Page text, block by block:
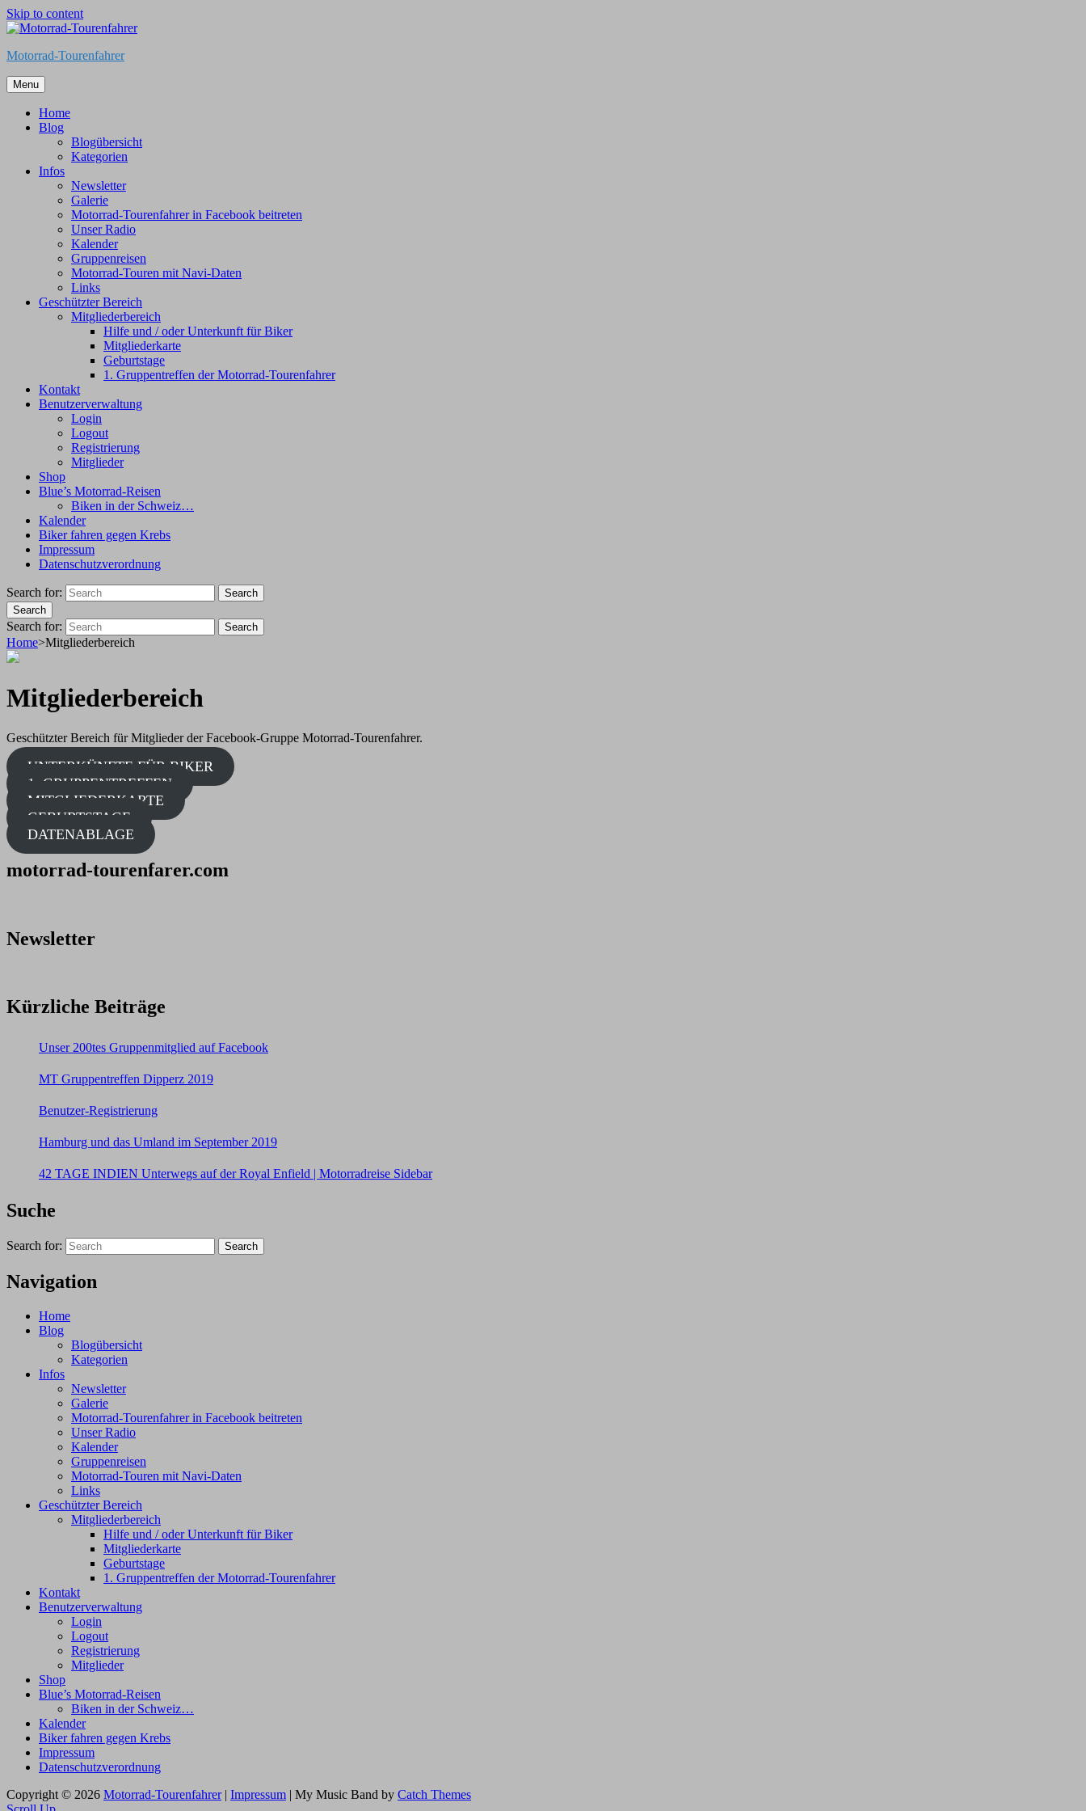
Skip to content
Motorrad-Tourenfahrer
Menu
Home
Blog
Blogübersicht
Kategorien
Infos
Newsletter
Galerie
Motorrad-Tourenfahrer in Facebook beitreten
Unser Radio
Kalender
Gruppenreisen
Motorrad-Touren mit Navi-Daten
Links
Geschützter Bereich
Mitgliederbereich
Hilfe und / oder Unterkunft für Biker
Mitgliederkarte
Geburtstage
1. Gruppentreffen der Motorrad-Tourenfahrer
Kontakt
Benutzerverwaltung
Login
Logout
Registrierung
Mitglieder
Shop
Blue’s Motorrad-Reisen
Biken in der Schweiz…
Kalender
Biker fahren gegen Krebs
Impressum
Datenschutzverordnung
Search for:
Search
Search
Search for: Search
Home>Mitgliederbereich
Mitgliederbereich
Geschützter Bereich für Mitglieder der Facebook-Gruppe Motorrad-Tourenfahrer.
UNTERKÜNFTE FÜR BIKER
1. GRUPPENTREFFEN
MITGLIEDERKARTE
GEBURTSTAGE
DATENABLAGE
motorrad-tourenfarer.com
Newsletter
Kürzliche Beiträge
Unser 200tes Gruppenmitglied auf Facebook
MT Gruppentreffen Dipperz 2019
Benutzer-Registrierung
Hamburg und das Umland im September 2019
42 TAGE INDIEN Unterwegs auf der Royal Enfield | Motorradreise Sidebar
Suche
Search for: Search
Navigation
Home
Blog
Blogübersicht
Kategorien
Infos
Newsletter
Galerie
Motorrad-Tourenfahrer in Facebook beitreten
Unser Radio
Kalender
Gruppenreisen
Motorrad-Touren mit Navi-Daten
Links
Geschützter Bereich
Mitgliederbereich
Hilfe und / oder Unterkunft für Biker
Mitgliederkarte
Geburtstage
1. Gruppentreffen der Motorrad-Tourenfahrer
Kontakt
Benutzerverwaltung
Login
Logout
Registrierung
Mitglieder
Shop
Blue’s Motorrad-Reisen
Biken in der Schweiz…
Kalender
Biker fahren gegen Krebs
Impressum
Datenschutzverordnung
Copyright © 2026 Motorrad-Tourenfahrer| Impressum | My Music Band by Catch Themes